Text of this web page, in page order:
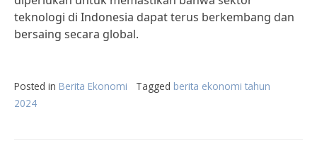
teknologi di Indonesia dapat terus berkembang dan
bersaing secara global.
Posted in Berita Ekonomi Tagged berita ekonomi tahun
2024